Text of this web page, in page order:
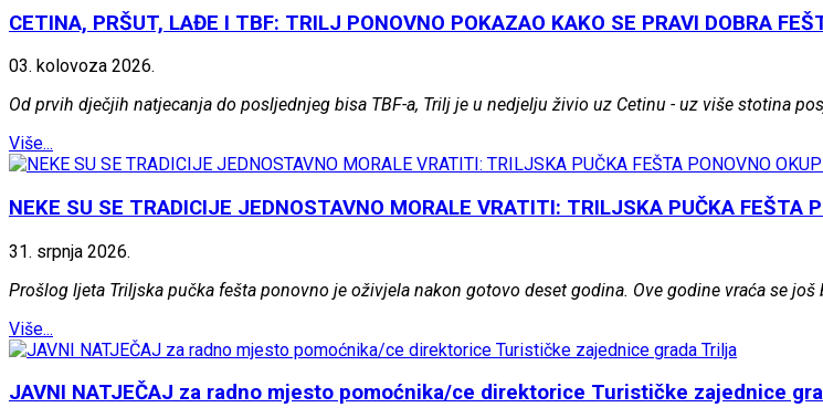
CETINA, PRŠUT, LAĐE I TBF: TRILJ PONOVNO POKAZAO KAKO SE PRAVI DOBRA
03. kolovoza 2026.
Od prvih dječjih natjecanja do posljednjeg bisa TBF-a, Trilj je u nedjelju živio uz Cetinu - uz više stotina
Više...
NEKE SU SE TRADICIJE JEDNOSTAVNO MORALE VRATITI: TRILJSKA PUČKA FEŠTA
31. srpnja 2026.
Prošlog ljeta Triljska pučka fešta ponovno je oživjela nakon gotovo deset godina. Ove godine vraća se
Više...
JAVNI NATJEČAJ za radno mjesto pomoćnika/ce direktorice Turističke zajednice